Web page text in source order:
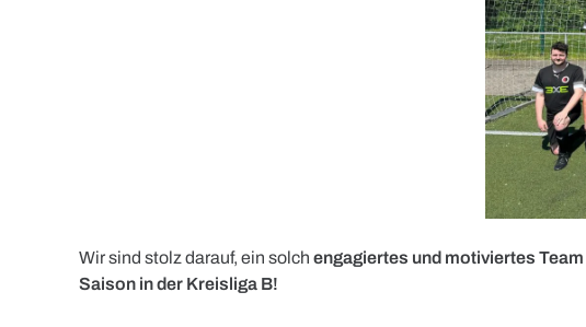
Wir sind stolz darauf, ein solch engagiertes und motiviertes Team
Saison in der Kreisliga B!